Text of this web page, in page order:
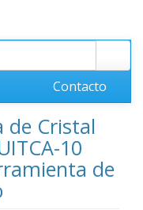
Contacto
de Cristal
10
de